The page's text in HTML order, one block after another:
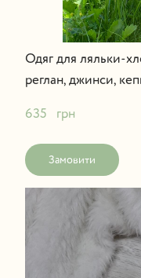
Одяг для ляльки-
реглан, джинси,
635   грн
Замовити